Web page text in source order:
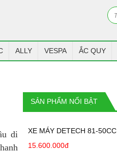
ALLY VESPA ẮC QUY
di
SẢN PHẨM NỔI BẬT
XE MÁY DETECH 81-50CC
15.600.000đ